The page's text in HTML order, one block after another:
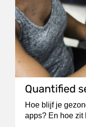
Quantified
Hoe blijf je
apps? En hoe zit